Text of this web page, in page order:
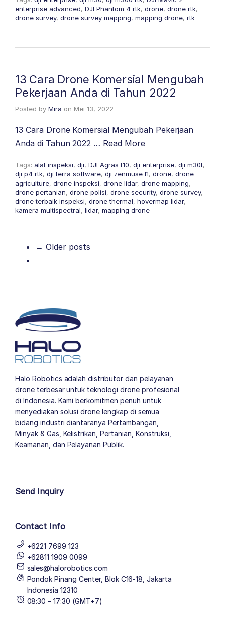
enterprise advanced, DJI Phantom 4 rtk, drone, drone rtk,
drone survey, drone survey mapping, mapping drone, rtk
13 Cara Drone Komersial Mengubah
Pekerjaan Anda di Tahun 2022
Posted by Mira on Mei 13, 2022
13 Cara Drone Komersial Mengubah Pekerjaan
Anda di Tahun 2022 … Read More
Tags: alat inspeksi, dji, DJI Agras t10, dji enterprise, dji m30t,
dji p4 rtk, dji terra software, dji zenmuse l1, drone, drone
agriculture, drone inspeksi, drone lidar, drone mapping,
drone pertanian, drone polisi, drone security, drone survey,
drone terbaik inspeksi, drone thermal, hovermap lidar,
kamera multispectral, lidar, mapping drone
← Older posts
Halo Robotics adalah distributor dan pelayanan
drone terbesar untuk teknologi drone profesional
di Indonesia. Kami berkomitmen penuh untuk
menyediakan solusi drone lengkap di semua
bidang industri diantaranya Pertambangan,
Minyak & Gas, Kelistrikan, Pertanian, Konstruksi,
Keamanan, dan Pelayanan Publik.
Send Inquiry
Contact Info
+6221 7699 123
+62811 1909 0099
sales@halorobotics.com
Pondok Pinang Center, Blok C16-18, Jakarta
Indonesia 12310
08:30 – 17:30 (GMT+7)